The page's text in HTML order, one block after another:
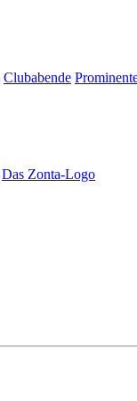
Clubabende
Das Zonta-Logo